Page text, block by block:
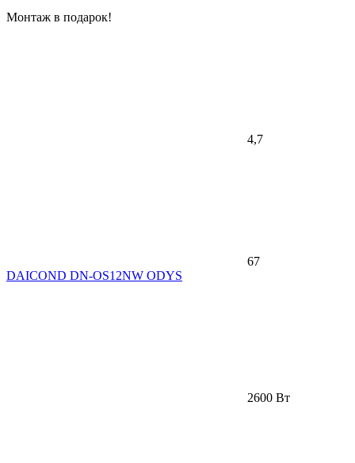
Монтаж в подарок!
4,7
67
DAICOND DN-OS12NW ODYS
2600 Вт